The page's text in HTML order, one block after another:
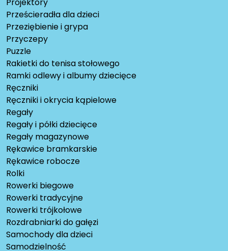
Prześcieradła dla dzieci
Przeziębienie i grypa
Przyczepy
Puzzle
Rakietki do tenisa stołowego
Ramki odlewy i albumy dziecięce
Ręczniki
Ręczniki i okrycia kąpielowe
Regały
Regały i półki dziecięce
Regały magazynowe
Rękawice bramkarskie
Rękawice robocze
Rolki
Rowerki biegowe
Rowerki tradycyjne
Rowerki trójkołowe
Rozdrabniarki do gałęzi
Samochody dla dzieci
Samodzielność